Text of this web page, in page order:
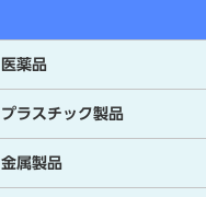
医薬品
プラスチック製品
金属製品